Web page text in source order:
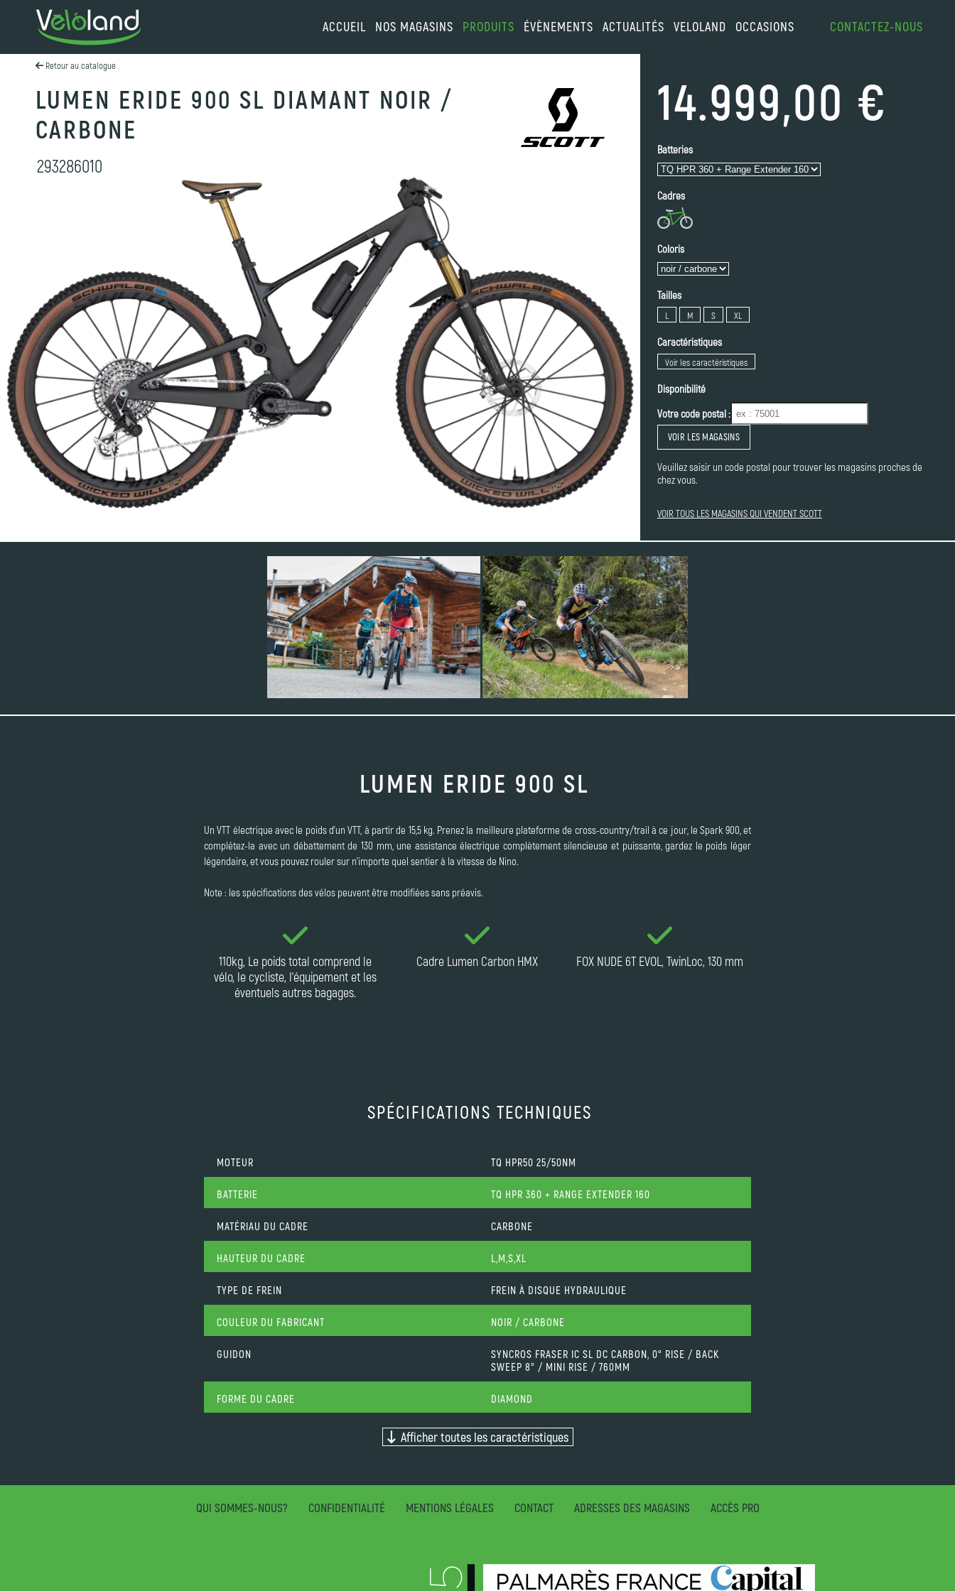
ACCUEIL NOS MAGASINS PRODUITS ÉVÈNEMENTS ACTUALITÉS VELOLAND OCCASIONS CONTACTEZ-NOUS
Retour au catalogue
LUMEN ERIDE 900 SL DIAMANT NOIR /
CARBONE
293286010
14.999,00 €
Batteries
Cadres
Coloris
Tailles
L M S XL
Caractéristiques
Voir les caractéristiques
Disponibilité
Votre code postal :
VOIR LES MAGASINS
Veuillez saisir un code postal pour trouver les magasins proches de
chez vous.
VOIR TOUS LES MAGASINS QUI VENDENT SCOTT
LUMEN ERIDE 900 SL
Un VTT électrique avec le poids d'un VTT, à partir de 15,5 kg. Prenez la meilleure plateforme de cross-country/trail à ce jour, le Spark 900, et
complétez-la avec un débattement de 130 mm, une assistance électrique complètement silencieuse et puissante, gardez le poids léger
légendaire, et vous pouvez rouler sur n'importe quel sentier à la vitesse de Nino.
Note : les spécifications des vélos peuvent être modifiées sans préavis.
110kg, Le poids total comprend le
vélo, le cycliste, l'équipement et les
éventuels autres bagages.
Cadre Lumen Carbon HMX FOX NUDE 6T EVOL, TwinLoc, 130 mm
SPÉCIFICATIONS TECHNIQUES
MOTEUR TQ HPR50 25/50NM
BATTERIE TQ HPR 360 + RANGE EXTENDER 160
MATÉRIAU DU CADRE CARBONE
HAUTEUR DU CADRE L,M,S,XL
TYPE DE FREIN FREIN À DISQUE HYDRAULIQUE
COULEUR DU FABRICANT NOIR / CARBONE
GUIDON
SYNCROS FRASER IC SL DC CARBON, 0° RISE / BACK
SWEEP 8° / MINI RISE / 760MM
FORME DU CADRE DIAMOND
Afficher toutes les caractéristiques
QUI SOMMES-NOUS? CONFIDENTIALITÉ MENTIONS LÉGALES CONTACT ADRESSES DES MAGASINS ACCÈS PRO